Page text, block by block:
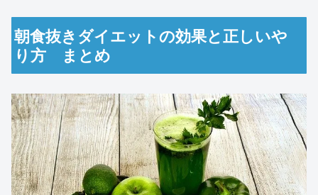
朝食抜きダイエットの効果と正しいや
り方 まとめ